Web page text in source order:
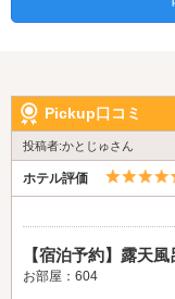
Pickup口コミ
投稿者:かとじゅさん
ホテル評価
【宿泊予約】露天
お部屋：604